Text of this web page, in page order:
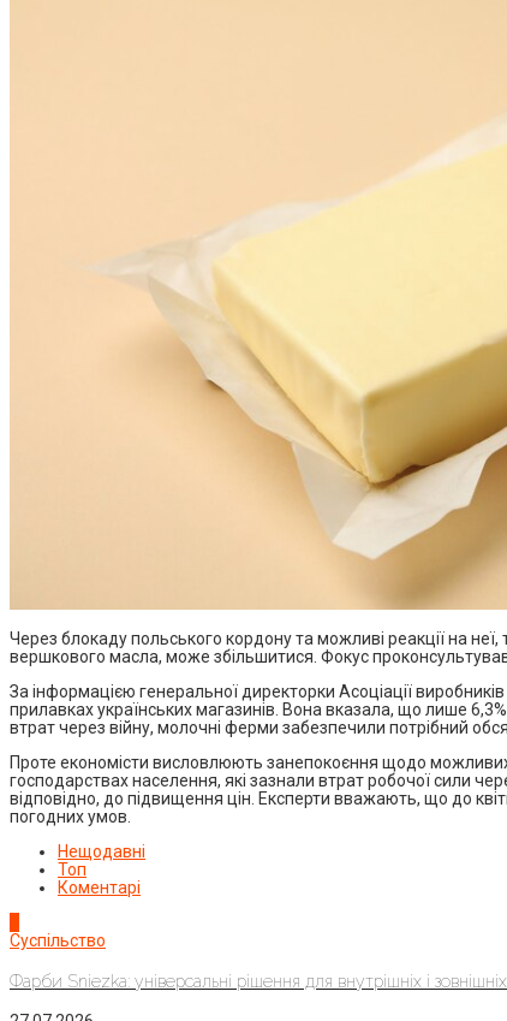
Через блокаду польського кордону та можливі реакції на
вершкового масла, може збільшитися. Фокус
За інформацією генеральної директорки Асоціації
прилавках українських магазинів. Вона вказала, що лише
втрат через війну, молочні ферми забезпечили потрібний
Проте економісти висловлюють занепокоєння щодо
господарствах населення, які зазнали втрат робочої сили
відповідно, до підвищення цін. Експерти вважають, що до
погодних умов.
Нещодавні
Топ
Коментарі
Суспільство
Фарби Sniezka: універсальні рішення для внутрішніх і зовнішніх...